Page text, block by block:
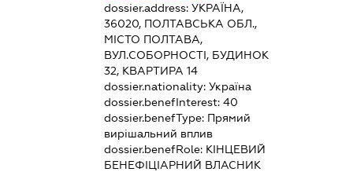
dossier.address: УКРАЇНА,
36020, ПОЛТАВСЬКА ОБЛ.,
МІСТО ПОЛТАВА,
ВУЛ.СОБОРНОСТІ, БУДИНОК
32, КВАРТИРА 14
dossier.nationality: Україна
dossier.benefInterest: 40
dossier.benefType: Прямий
вирішальний вплив
dossier.benefRole: КІНЦЕВИЙ
БЕНЕФІЦІАРНИЙ ВЛАСНИК